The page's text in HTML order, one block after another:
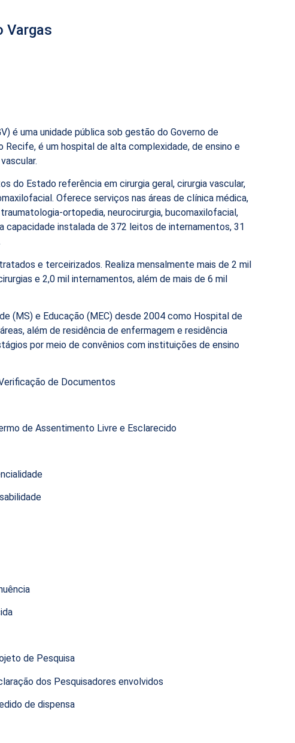
Vargas
é uma unidade pública sob gestão do Governo de
Recife, é um hospital de alta complexidade, de ensino e
do Estado referência em cirurgia geral, cirurgia vascular,
Oferece serviços nas áreas de clínica médica,
ortopedia, neurocirurgia, bucomaxilofacial,
instalada de 372 leitos de internamentos, 31
e terceirizados. Realiza mensalmente mais de 2 mil
e 2,0 mil internamentos, além de mais de 6 mil
(MS) e Educação (MEC) desde 2004 como Hospital de
além de residência de enfermagem e residência
por meio de convênios com instituições de ensino
de Documentos
de Assentimento Livre e Esclarecido
de Pesquisa
dos Pesquisadores envolvidos
de dispensa